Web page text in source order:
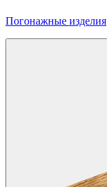
Погонажные изделия